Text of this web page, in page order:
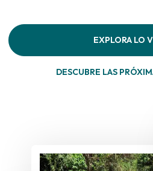
EXPLORA LO
DESCUBRE LAS